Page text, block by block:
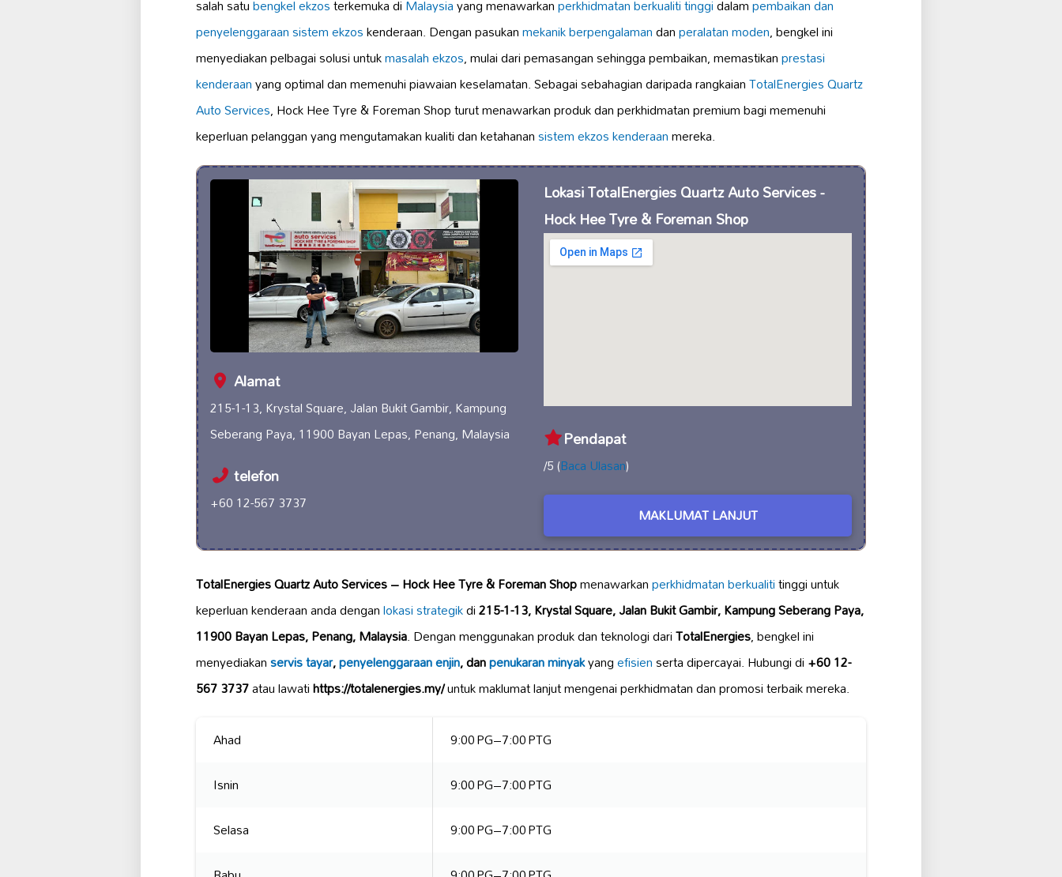
salah satubengkel ekzosterkemuka diMalaysiayang menawarkanperkhidmatan berkualiti tinggidalampembaikan dan
penyelenggaraansistem ekzoskenderaan. Dengan pasukanmekanik berpengalamandanperalatan moden, bengkel ini
menyediakan pelbagai solusi untukmasalah ekzos, mulai dari pemasangan sehingga pembaikan, memastikanprestasi
kenderaanyang optimal dan memenuhi piawaian keselamatan. Sebagai sebahagian daripada rangkaianTotalEnergies Quartz
Auto Services, Hock Hee Tyre & Foreman Shop turut menawarkan produk dan perkhidmatan premium bagi memenuhi
keperluan pelanggan yang mengutamakan kualiti dan ketahanansistem ekzos kenderaanmereka.
Alamat
215-1-13, Krystal Square, Jalan Bukit Gambir, Kampung
Seberang Paya, 11900 Bayan Lepas, Penang, Malaysia
telefon
+60 12-567 3737
Lokasi TotalEnergies Quartz Auto Services -
Hock Hee Tyre & Foreman Shop
Pendapat
/5 (Baca Ulasan)
MAKLUMAT LANJUT
TotalEnergies Quartz Auto Services – Hock Hee Tyre & Foreman Shopmenawarkanperkhidmatan berkualititinggi untuk
keperluan kenderaan anda denganlokasi strategikdi215-1-13, Krystal Square, Jalan Bukit Gambir, Kampung Seberang Paya,
11900 Bayan Lepas, Penang, Malaysia. Dengan menggunakan produk dan teknologi dariTotalEnergies, bengkel ini
menyediakanservis tayar,penyelenggaraan enjin, danpenukaran minyakyangefisienserta dipercayai. Hubungi di+60 12-
567 3737atau lawatihttps://totalenergies.my/untuk maklumat lanjut mengenai perkhidmatan dan promosi terbaik mereka.
Ahad
9:00 PG–7:00 PTG
Isnin
9:00 PG–7:00 PTG
Selasa
9:00 PG–7:00 PTG